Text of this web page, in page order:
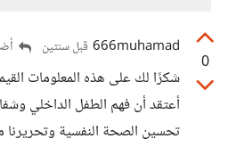
0
666muhamad قبل سنتين
شكرًا لك على هذه المعلومات
أعتقد أن فهم الطفل الداخلي
تحسين الصحة النفسية وتحريرنا